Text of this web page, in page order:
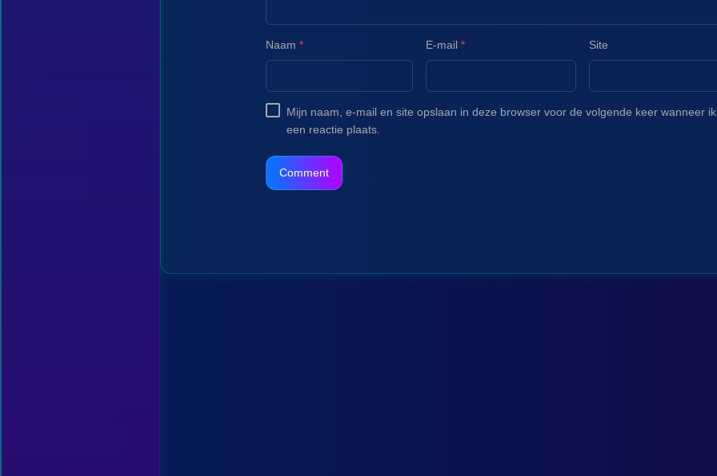
Naam * E-mail * Site
Mijn naam, e-mail en site opslaan in deze browser voor de volgende keer wanneer ik
een reactie plaats.